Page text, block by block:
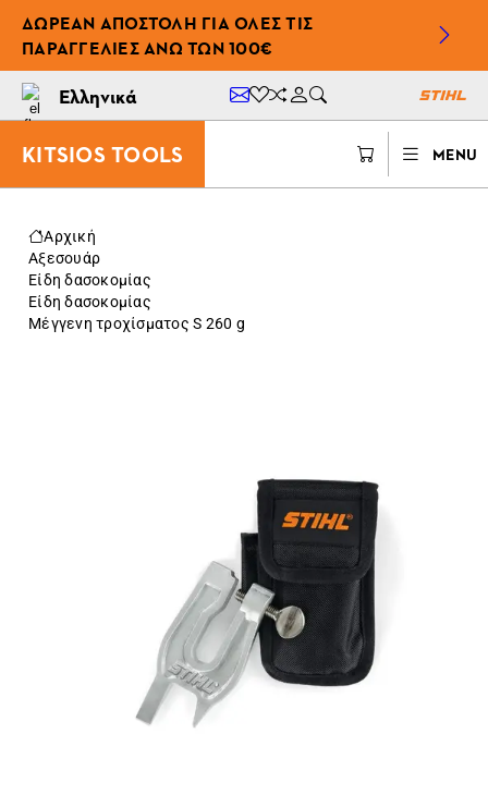
ΔΩΡΕΆΝ ΑΠΟΣΤΟΛΉ ΓΙΑ ΌΛΕΣ ΤΙΣ
ΠΑΡΑΓΓΕΛΊΕΣ ΆΝΩ ΤΩΝ 100€
Ελληνικά
KITSIOS TOOLS MENU
Αρχική
Αξεσουάρ
Είδη δασοκομίας
Είδη δασοκομίας
Μέγγενη τροχίσματος S 260 g